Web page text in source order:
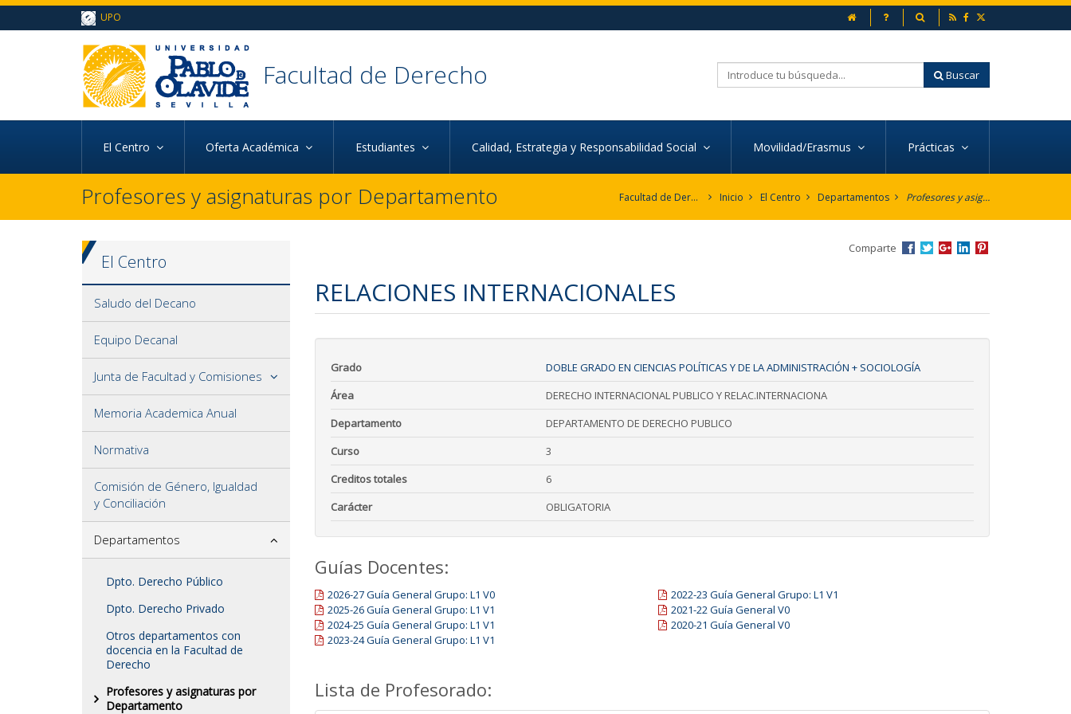
Ir al contenido principal de la página (alt + s)
Ir a la cabecera de la página (alt + c)
Ir al pie de la página (alt + p)
Ir al menú principal (alt + u)
UPO Preguntas frecuentes
Buscador
Facultad de Derecho Buscar
El Centro Oferta Académica Estudiantes Calidad, Estrategia y Responsabilidad Social Movilidad/Erasmus Prácticas
Profesores y asignaturas por Departamento Facultad de Derecho Inicio El Centro Departamentos Profesores y asignaturas por Departamento
El Centro
Saludo del Decano
Equipo Decanal
Junta de Facultad y Comisiones
Memoria Academica Anual
Normativa
Comisión de Género, Igualdad
y Conciliación
Departamentos
Dpto. Derecho Público
Dpto. Derecho Privado
Otros departamentos con
docencia en la Facultad de
Derecho
Profesores y asignaturas por
Departamento
Comparte
RELACIONES INTERNACIONALES
Grado
DOBLE GRADO EN CIENCIAS POLÍTICAS Y DE LA ADMINISTRACIÓN + SOCIOLOGÍA
Área
DERECHO INTERNACIONAL PUBLICO Y RELAC.INTERNACIONA
Departamento
DEPARTAMENTO DE DERECHO PUBLICO
Curso
3
Creditos totales
6
Carácter
OBLIGATORIA
Guías Docentes:
2026-27 Guía General Grupo: L1 V0
2025-26 Guía General Grupo: L1 V1
2024-25 Guía General Grupo: L1 V1
2023-24 Guía General Grupo: L1 V1
2022-23 Guía General Grupo: L1 V1
2021-22 Guía General V0
2020-21 Guía General V0
Lista de Profesorado: